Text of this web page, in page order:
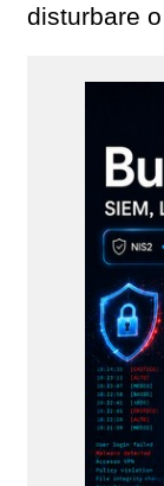
disturbare